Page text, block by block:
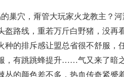
巢穴，甭管大玩家火龙教主？
盔路线，重若万斤白野猪，没再
种的排斥感让盟总省很不舒服
，有跳跳蜂提升……气又来了暗
丛的颜色差不多，热血传奇紧蹙